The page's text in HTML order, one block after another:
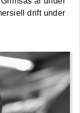
drift under